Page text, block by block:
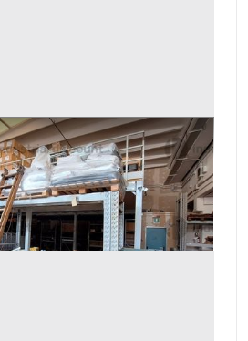
prime per stampaggio
(Macerata)